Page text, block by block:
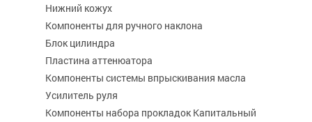
Нижний кожух
Компоненты для ручного наклона
Блок цилиндра
Пластина аттенюатора
Компоненты системы впрыскивания масла
Усилитель руля
Компоненты набора прокладок Капитальный